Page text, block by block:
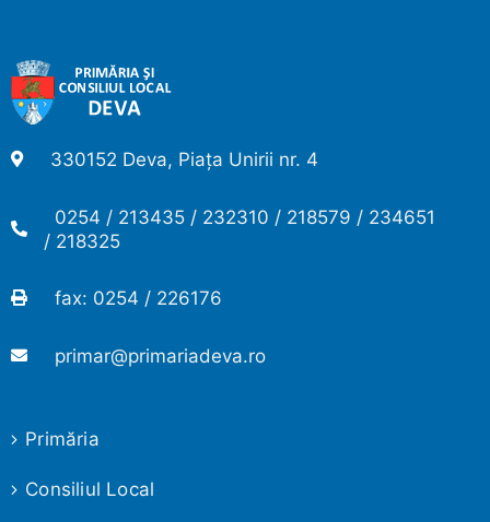
330152 Deva, Piața Unirii nr. 4
0254 / 213435 / 232310 / 218579 / 234651
/ 218325
fax: 0254 / 226176
primar@primariadeva.ro
Primăria
Consiliul Local